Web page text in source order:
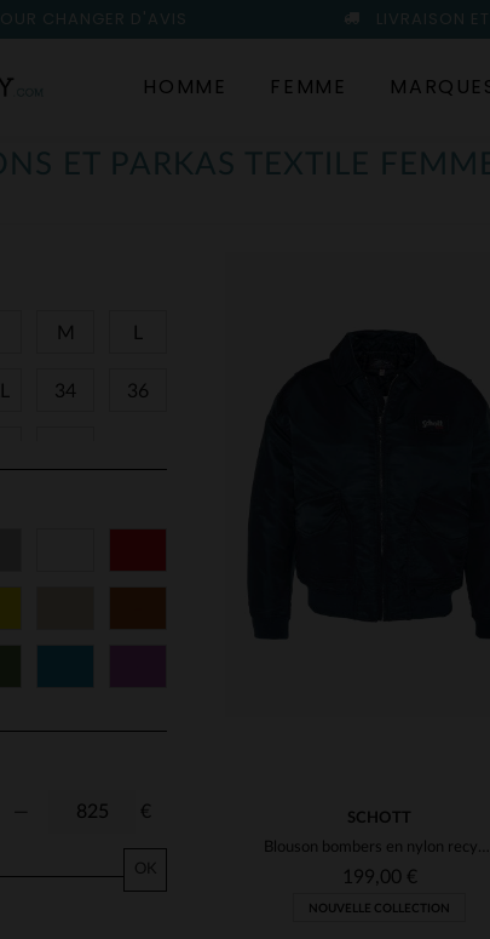
CHANGER D'AVIS LIVRAISON
HOMME FEMME
ET PARKAS TEXTILE
M
34 36
€
OK
SCHOTT
Blouson bombers en nylon recyclé bleu marine
199,00 €
NOUVELLE COLLECTION